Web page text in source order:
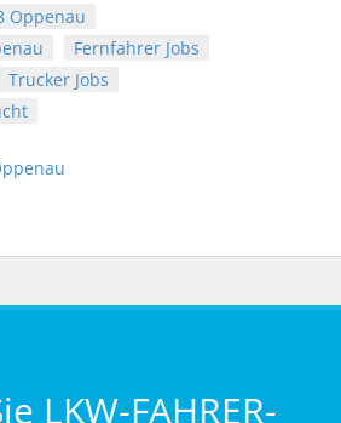
Oppenau
Fernfahrer Jobs
Trucker Jobs
LKW-FAHRER-